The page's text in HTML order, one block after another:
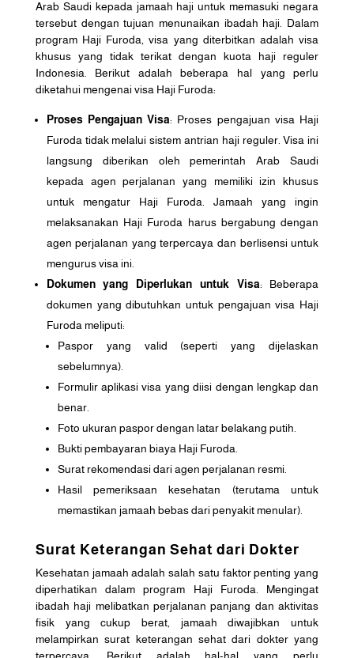
Arab Saudi kepada jamaah haji untuk memasuki negara
tersebut dengan tujuan menunaikan ibadah haji. Dalam
program Haji Furoda, visa yang diterbitkan adalah visa
khusus yang tidak terikat dengan kuota haji reguler
Indonesia. Berikut adalah beberapa hal yang perlu
diketahui mengenai visa Haji Furoda:
Proses Pengajuan Visa: Proses pengajuan visa Haji
Furoda tidak melalui sistem antrian haji reguler. Visa ini
langsung diberikan oleh pemerintah Arab Saudi
kepada agen perjalanan yang memiliki izin khusus
untuk mengatur Haji Furoda. Jamaah yang ingin
melaksanakan Haji Furoda harus bergabung dengan
agen perjalanan yang terpercaya dan berlisensi untuk
mengurus visa ini.
Dokumen yang Diperlukan untuk Visa: Beberapa
dokumen yang dibutuhkan untuk pengajuan visa Haji
Furoda meliputi:
Paspor yang valid (seperti yang dijelaskan
sebelumnya).
Formulir aplikasi visa yang diisi dengan lengkap dan
benar.
Foto ukuran paspor dengan latar belakang putih.
Bukti pembayaran biaya Haji Furoda.
Surat rekomendasi dari agen perjalanan resmi.
Hasil pemeriksaan kesehatan (terutama untuk
memastikan jamaah bebas dari penyakit menular).
Surat Keterangan Sehat dari Dokter
Kesehatan jamaah adalah salah satu faktor penting yang
diperhatikan dalam program Haji Furoda. Mengingat
ibadah haji melibatkan perjalanan panjang dan aktivitas
fisik yang cukup berat, jamaah diwajibkan untuk
melampirkan surat keterangan sehat dari dokter yang